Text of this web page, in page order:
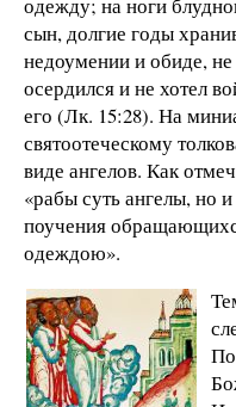
сын, долгие годы
недоумении и обиде,
осердился и не хотел
его (Лк. 15:28). На
святоотеческому
виде ангелов. Как
«рабы суть ангелы, но
поучения
одеждою».